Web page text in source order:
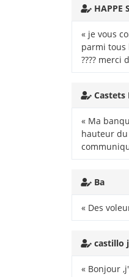
HAPPE
« je vous
parmi tous
???? merci
Castets
« Ma
hauteur du
Ba
« Des
castillo
« Bonjour